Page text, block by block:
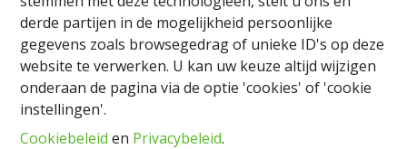
derde partijen in de mogelijkheid persoonlijke
gegevens zoals browsegedrag of unieke ID's op deze
website te verwerken. U kan uw keuze altijd wijzigen
onderaan de pagina via de optie 'cookies' of 'cookie
instellingen'.
Cookiebeleid en Privacybeleid.
1967 m²
Gelegen in Mageret biedt dit perceel van 19 are 67
centiare, buiten verkaveling, een aangename
woonomgeving.